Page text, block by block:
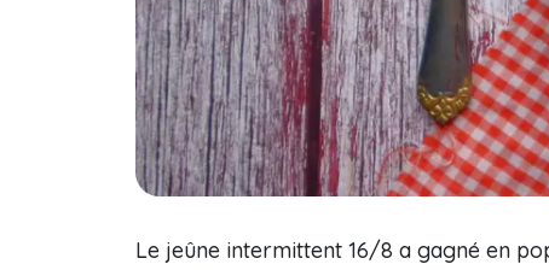
Le jeûne intermittent 16/8 a gagné en